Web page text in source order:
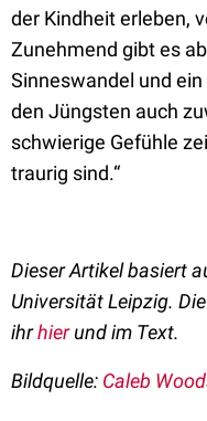
der Kindheit erleben,
Zunehmend gibt es
Sinneswandel und
den Jüngsten auch
schwierige Gefühle
traurig sind.“
Dieser Artikel basiert
Universität Leipzig.
ihrhier und im Text.
Bildquelle: Caleb